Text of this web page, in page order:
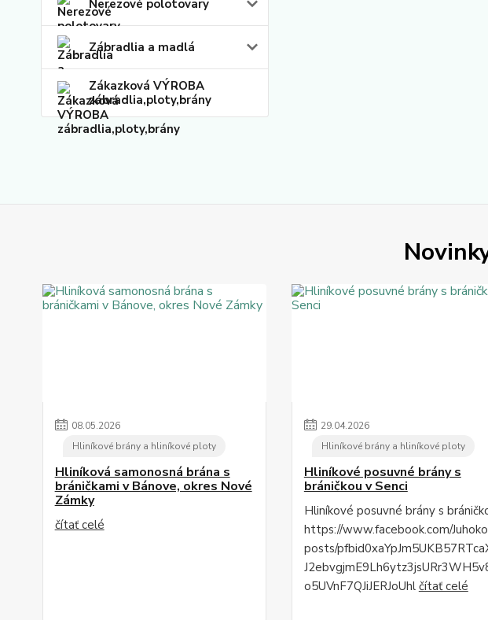
Nerezové polotovary
Zábradlia a madlá
Zákazková VÝROBA
zábradlia,ploty,brány
08.05.2026
Hliníkové brány a hliníkové ploty
Hliníková samonosná brána s
bráničkami v Bánove, okres Nové
Zámky
čítať celé
29.04.2026
Hliníkové brány a hliníkové ploty
Hliníkové posuvné brány s
bráničkou v Senci
Hliníkové posuvné brány s
https://www.facebook.com/
posts/
o5UVnF7QJiJERJoUhl čítať celé